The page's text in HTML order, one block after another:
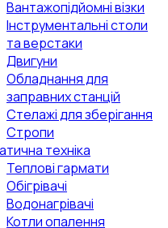
Вантажопідйомні візки
Інструментальні столи
та верстаки
Двигуни
Обладнання для
заправних станцій
Стелажі для зберігання
Стропи
техніка
Теплові гармати
Обігрівачі
Водонагрівачі
Котли опалення